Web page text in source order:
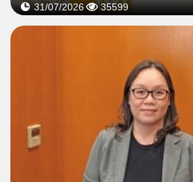
31/07/2026 35599